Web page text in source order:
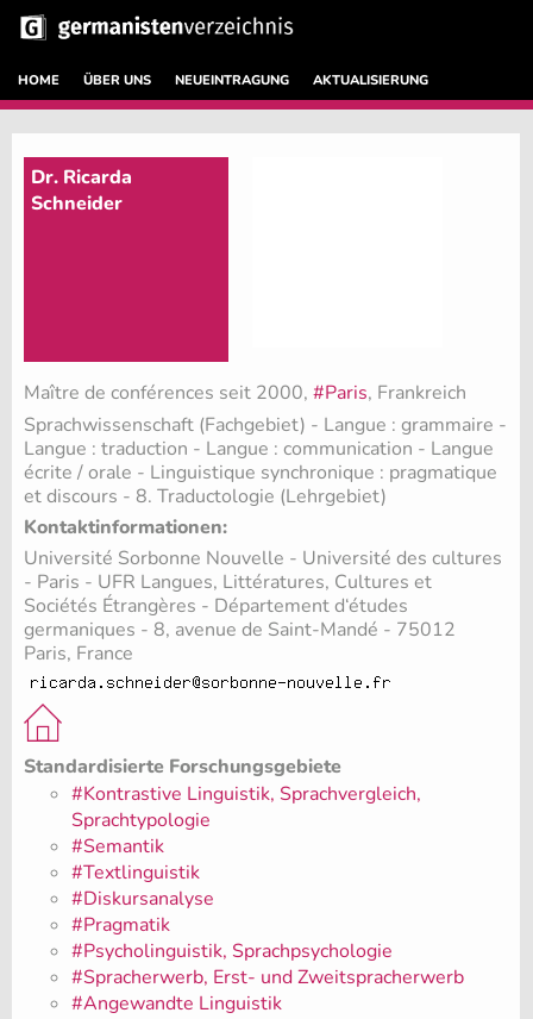
HOME ÜBER UNS NEUEINTRAGUNG AKTUALISIERUNG
Dr. Ricarda
Schneider
Maître de conférences seit 2000, #Paris, Frankreich
Sprachwissenschaft (Fachgebiet) - Langue : grammaire -
Langue : traduction - Langue : communication - Langue
écrite / orale - Linguistique synchronique : pragmatique
et discours - 8. Traductologie (Lehrgebiet)
Kontaktinformationen:
Université Sorbonne Nouvelle - Université des cultures
- Paris - UFR Langues, Littératures, Cultures et
Sociétés Étrangères - Département d‘études
germaniques - 8, avenue de Saint-Mandé - 75012
Paris, France
Standardisierte Forschungsgebiete
#Kontrastive Linguistik, Sprachvergleich,
Sprachtypologie
#Semantik
#Textlinguistik
#Diskursanalyse
#Pragmatik
#Psycholinguistik, Sprachpsychologie
#Spracherwerb, Erst- und Zweitspracherwerb
#Angewandte Linguistik